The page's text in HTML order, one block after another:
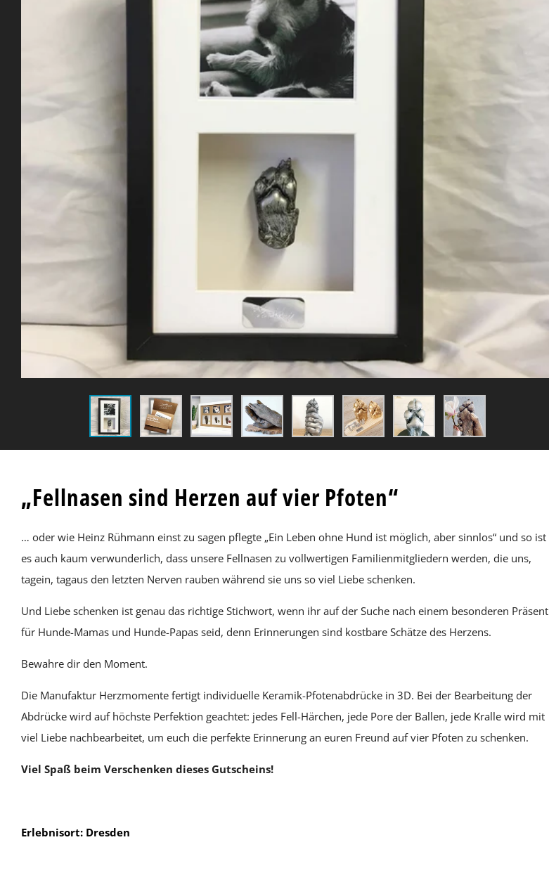
„Fellnasen sind Herzen auf vier Pfoten“
… oder wie Heinz Rühmann einst zu sagen pflegte „Ein Leben ohne Hund ist möglich, aber sinnlos“ und so ist
es auch kaum verwunderlich, dass unsere Fellnasen zu vollwertigen Familienmitgliedern werden, die uns,
tagein, tagaus den letzten Nerven rauben während sie uns so viel Liebe schenken.
Und Liebe schenken ist genau das richtige Stichwort, wenn ihr auf der Suche nach einem besonderen Präsent
für Hunde-Mamas und Hunde-Papas seid, denn Erinnerungen sind kostbare Schätze des Herzens.
Bewahre dir den Moment.
Die Manufaktur Herzmomente fertigt individuelle Keramik-Pfotenabdrücke in 3D. Bei der Bearbeitung der
Abdrücke wird auf höchste Perfektion geachtet: jedes Fell-Härchen, jede Pore der Ballen, jede Kralle wird mit
viel Liebe nachbearbeitet, um euch die perfekte Erinnerung an euren Freund auf vier Pfoten zu schenken.
Viel Spaß beim Verschenken dieses Gutscheins!
Erlebnisort: Dresden